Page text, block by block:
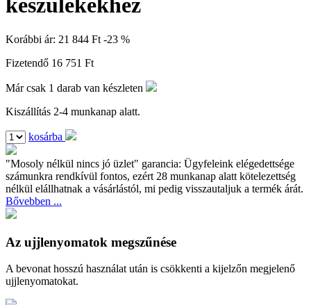
készülékekhez
Korábbi ár: 21 844 Ft -23 %
Fizetendő 16 751 Ft
Már csak 1 darab van készleten
Kiszállítás 2-4 munkanap alatt.
kosárba
"Mosoly nélkül nincs jó üzlet" garancia: Ügyfeleink elégedettsége
számunkra rendkívül fontos, ezért 28 munkanap alatt kötelezettség
nélkül elállhatnak a vásárlástól, mi pedig visszautaljuk a termék árát.
Bővebben ...
Az ujjlenyomatok megszűnése
A bevonat hosszú használat után is csökkenti a kijelzőn megjelenő
ujjlenyomatokat.